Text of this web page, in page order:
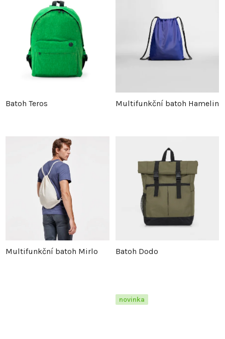
Batoh Teros Multifunkční batoh Hamelin
Multifunkční batoh Mirlo Batoh Dodo
novinka